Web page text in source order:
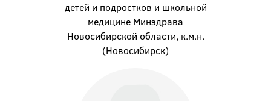
детей и подростков и школьной
медицине Минздрава
Новосибирской области, к.м.н.
(Новосибирск)